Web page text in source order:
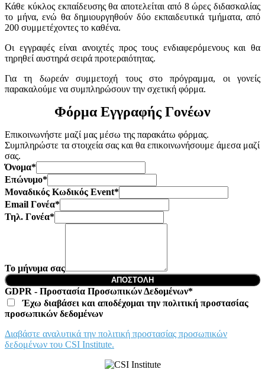
Κάθε κύκλος εκπαίδευσης θα αποτελείται από 8 ώρες διδασκαλίας
το μήνα, ενώ θα δημιουργηθούν δύο εκπαιδευτικά τμήματα, από
200 συμμετέχοντες το καθένα.
Οι εγγραφές είναι ανοιχτές προς τους ενδιαφερόμενους και θα
τηρηθεί αυστηρά σειρά προτεραιότητας.
Για τη δωρεάν συμμετοχή τους στο πρόγραμμα, οι γονείς
παρακαλούμε να συμπληρώσουν την σχετική φόρμα.
Φόρμα Εγγραφής Γονέων
Επικοινωνήστε μαζί μας μέσω της παρακάτω φόρμας.
Συμπληρώστε τα στοιχεία σας και θα επικοινωνήσουμε άμεσα μαζί
σας.
Όνομα*
Επώνυμο*
Μοναδικός Κωδικός Event*
Email Γονέα*
Τηλ. Γονέα*
Το μήνυμα σας
ΑΠΟΣΤΟΛΗ
GDPR - Προστασία Προσωπικών Δεδομένων*
Έχω διαβάσει και αποδέχομαι την πολιτική προστασίας
πρoσωπικών δεδομένων
Διαβάστε αναλυτικά την πολιτική προστασίας προσωπικών
δεδομένων του CSI Institute.